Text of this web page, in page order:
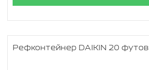
Рефконтейнер DAIKIN 20 футов